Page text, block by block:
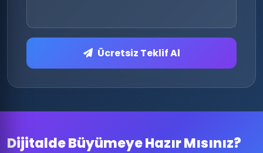
Ücretsiz Teklif Al
Dijitalde Büyümeye Hazır Mısınız?